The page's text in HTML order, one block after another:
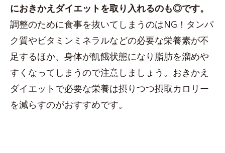
におきかえダイエットを取り入れるのも◎です。
調整のために食事を抜いてしまうのはNG！タンパ
ク質やビタミンミネラルなどの必要な栄養素が不
足するほか、身体が飢餓状態になり脂肪を溜めや
すくなってしまうので注意しましょう。おきかえ
ダイエットで必要な栄養は摂りつつ摂取カロリー
を減らすのがおすすめです。